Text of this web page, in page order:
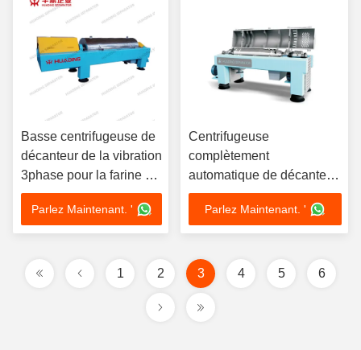
Basse centrifugeuse de
décanteur de la vibration
3phase pour la farine de
poisson et le processus
d'huile
Parlez Maintenant. '
Centrifugeuse
complètement
automatique de décanteur
d'acier inoxydable pour
l'extraction de l'huile de
poissons
Parlez Maintenant. '
1 2 3 4 5 6